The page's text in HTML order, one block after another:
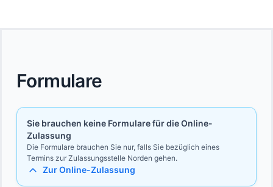
Formulare
Sie brauchen keine Formulare für die Online-
Zulassung
Die Formulare brauchen Sie nur, falls Sie bezüglich eines
Termins zur Zulassungsstelle Norden gehen.
Zur Online-Zulassung